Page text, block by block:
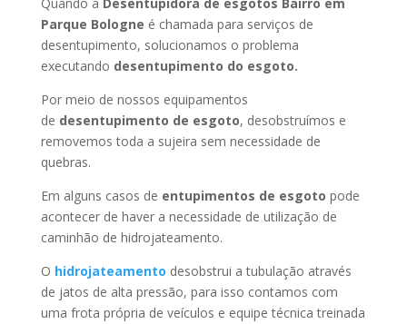
Parque Bologne é chamada para serviços de
desentupimento, solucionamos o problema
executando desentupimento do esgoto.
Por meio de nossos equipamentos
de desentupimento de esgoto, desobstruímos e
removemos toda a sujeira sem necessidade de
quebras.
Em alguns casos de entupimentos de esgoto pode
acontecer de haver a necessidade de utilização de
caminhão de hidrojateamento.
O hidrojateamento desobstrui a tubulação através
de jatos de alta pressão, para isso contamos com
uma frota própria de veículos e equipe técnica treinada